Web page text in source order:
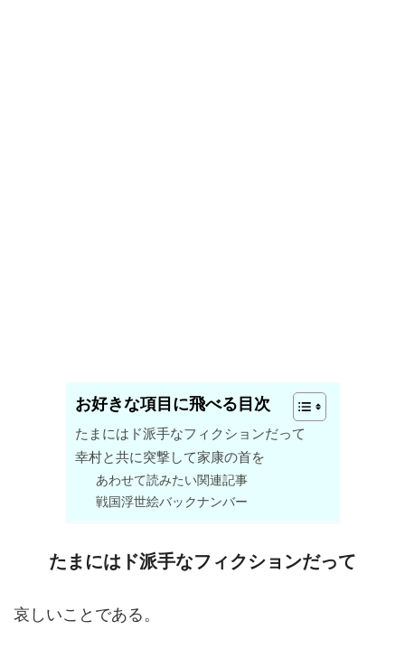
お好きな項目に飛べる目次
たまにはド派手なフィクションだって
幸村と共に突撃して家康の首を
あわせて読みたい関連記事
戦国浮世絵バックナンバー
たまにはド派手なフィクションだって
哀しいことである。